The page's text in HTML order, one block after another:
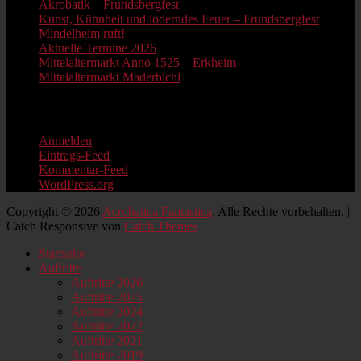
Akrobatik – Frundsbergfest
Kunst, Kühnheit und loderndes Feuer – Frundsbergfest
Mindelheim ruft!
Aktuelle Termine 2026
Mittelaltermarkt Anno 1525 – Erkheim
Mittelaltermarkt Maderbichl
Anmelden
Eintrags-Feed
Kommentar-Feed
WordPress.org
Copyright © 2026 Acrobatica Fantastica. Alle Rechte vorbehalten. |
Catch Responsive von Catch Themes
oben
scrollen
Startseite
Auftritte
Auftritte 2026
Auftritte 2025
Auftritte 2024
Auftritte 2022
Auftritte 2021
Auftritte 2019